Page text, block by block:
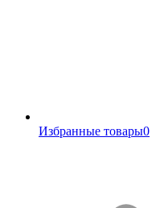
Избранные товары0